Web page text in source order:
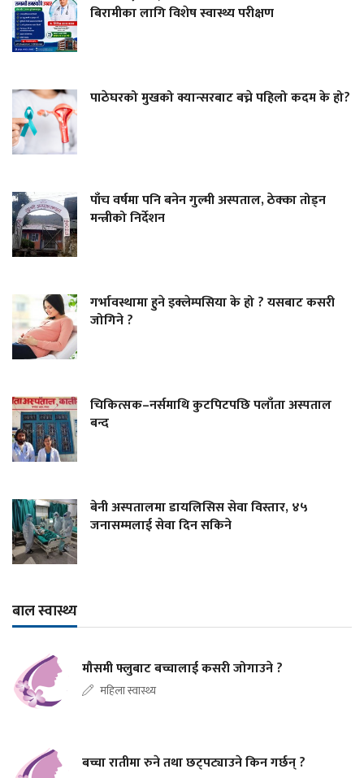
बिरामीका लागि विशेष स्वास्थ्य परीक्षण
पाठेघरको मुखको क्यान्सरबाट बच्ने पहिलो कदम के हो?
पाँच वर्षमा पनि बनेन गुल्मी अस्पताल, ठेक्का तोड्न
मन्त्रीको निर्देशन
गर्भावस्थामा हुने इक्लेम्पसिया के हो ? यसबाट कसरी
जोगिने ?
चिकित्सक–नर्समाथि कुटपिटपछि पलाँता अस्पताल
बन्द
बेनी अस्पतालमा डायलिसिस सेवा विस्तार, ४५
जनासम्मलाई सेवा दिन सकिने
बाल स्वास्थ्य
मौसमी फ्लुबाट बच्चालाई कसरी जोगाउने ?
महिला स्वास्थ्य
बच्चा रातीमा रुने तथा छट्पट्याउने किन गर्छन् ?